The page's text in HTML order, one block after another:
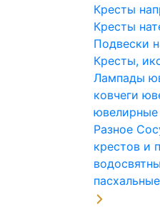
Кресты
Кресты
Подвески
Кресты,
Лампады
ковчеги
ювелирные
Разное
крестов и